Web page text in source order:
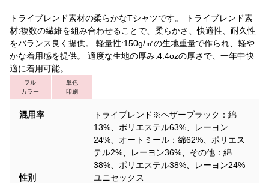
トライブレンド素材の柔らかなTシャツです。 トライブレンド素
材:複数の繊維を組み合わせることで、柔らかさ、快適性、耐久性
をバランス良く提供。 軽量性:150g/㎡の生地重量で作られ、軽や
かな着用感を提供。 適度な生地の厚み:4.4ozの厚さで、一年中快
適に着用可能。
フル
カラー
単色
印刷
混用率
トライブレンド※ヘザーブラック：綿
13%、ポリエステル63%、レーヨン
24%、オートミール：綿62%、ポリエス
テル2%、レーヨン36%、その他：綿
38%、ポリエステル38%、レーヨン24%
性別
ユニセックス